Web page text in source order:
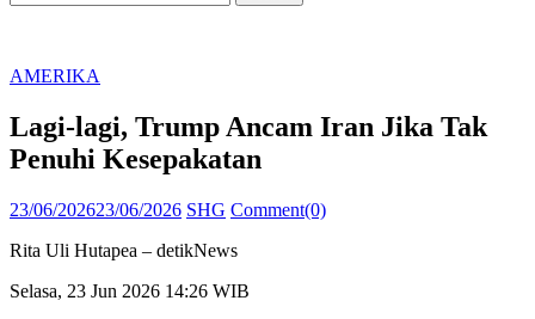
for:
AMERIKA
Lagi-lagi, Trump Ancam Iran Jika Tak
Penuhi Kesepakatan
Posted
23/06/202623/06/2026 Author
SHG Comment(0)
Rita Uli Hutapea – detikNews
Selasa, 23 Jun 2026 14:26 WIB